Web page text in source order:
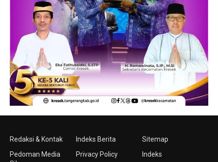
Redaksi & Kontak
Pedoman Media
Indeks Berita
Privacy Policy
Sitemap
Indeks